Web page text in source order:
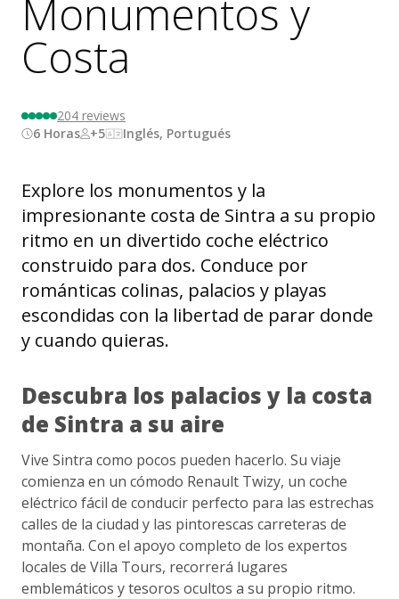
Monumentos y
Costa
204 reviews
6 Horas
+5 Inglés, Portugués
Explore los monumentos y la
impresionante costa de Sintra a su propio
ritmo en un divertido coche eléctrico
construido para dos. Conduce por
románticas colinas, palacios y playas
escondidas con la libertad de parar donde
y cuando quieras.
Descubra los palacios y la costa
de Sintra a su aire
Vive Sintra como pocos pueden hacerlo. Su viaje
comienza en un cómodo Renault Twizy, un coche
eléctrico fácil de conducir perfecto para las estrechas
calles de la ciudad y las pintorescas carreteras de
montaña. Con el apoyo completo de los expertos
locales de Villa Tours, recorrerá lugares
emblemáticos y tesoros ocultos a su propio ritmo.